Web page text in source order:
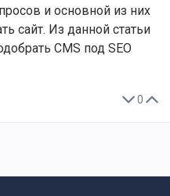
и основной из них
сайт. Из данной статьи
CMS под SEO
0